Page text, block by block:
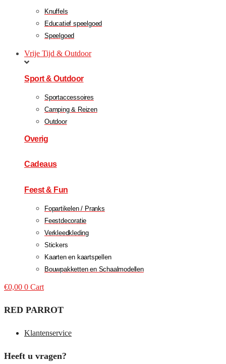
Knuffels
Educatief speelgoed
Speelgoed
Vrije Tijd & Outdoor
Sport & Outdoor
Sportaccessoires
Camping & Reizen
Outdoor
Overig
Cadeaus
Feest & Fun
Fopartikelen / Pranks
Feestdecoratie
Verkleedkleding
Stickers
Kaarten en kaartspellen
Bouwpakketten en Schaalmodellen
€0,00 0 Cart
RED PARROT
Klantenservice
Heeft u vragen?